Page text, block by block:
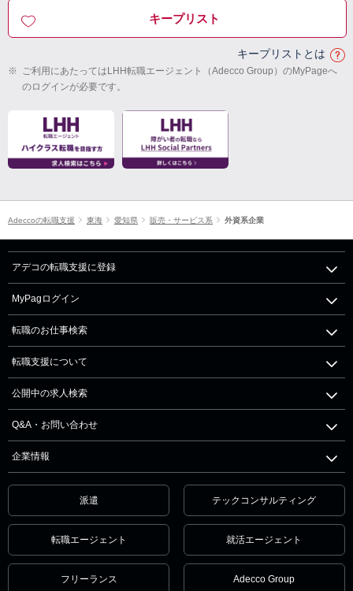
キープリスト
キープリストとは
※ ご利用にあたってはLHH転職エージェント（Adecco Group）のMyPageへ
のログインが必要です。
Adeccoの転職支援 東海 愛知県 販売・サービス系 外資系企業
アデコの転職支援に登録
MyPagログイン
転職のお仕事検索
転職支援について
公開中の求人検索
Q&A・お問い合わせ
企業情報
派遣 テックコンサルティング
転職エージェント 就活エージェント
フリーランス Adecco Group